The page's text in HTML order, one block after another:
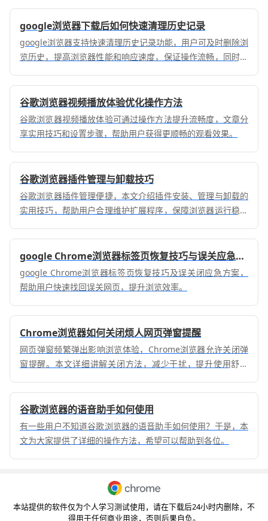
google浏览器下载后如何快速清理历史记录
google浏览器支持快速清理历史记录功能，用户可及时删除浏
览历史，提高浏览器性能和响应速度，保证操作流畅，同时保
谷歌浏览器视频播放体验优化操作方法
谷歌浏览器视频播放体验可通过操作方法提升流畅度，文章分
享实用技巧和设置步骤，帮助用户获得更顺畅的观看效果。
谷歌浏览器插件管理与卸载技巧
谷歌浏览器插件管理便捷，本文介绍插件安装、管理与卸载的
实用技巧，帮助用户合理维护扩展程序，保障浏览器运行稳定
google Chrome浏览器标签页恢复技巧与误关应急方案
google Chrome浏览器标签页恢复技巧及误关闭应急方案，
帮助用户快速找回误关网页，提升浏览效率。
Chrome浏览器如何关闭烦人网页弹窗提醒
网页弹窗频繁弹出影响浏览体验，Chrome浏览器允许关闭弹
窗提醒。本文详细讲解关闭方法，减少干扰，提升使用舒适
谷歌浏览器的语音助手如何使用
有一些用户不知道谷歌浏览器的语音助手如何使用？于是，本
文为大家提供了详细的操作方法，希望可以帮助到各位。
本站提供的软件仅为个人学习测试使用，请在下载后24小时内删除，不
得用于任何商业用途，否则后果自负。